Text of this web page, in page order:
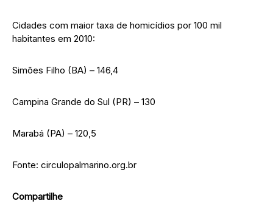
Cidades com maior taxa de homicídios por 100 mil
habitantes em 2010:
Simões Filho (BA) – 146,4
Campina Grande do Sul (PR) – 130
Marabá (PA) – 120,5
Fonte: circulopalmarino.org.br
Compartilhe